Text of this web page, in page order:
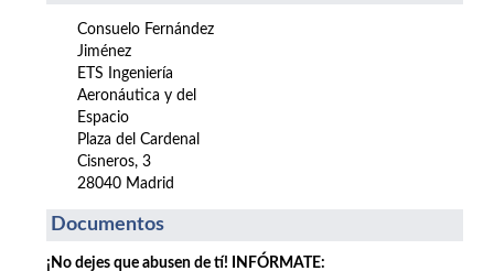
Consuelo Fernández
Jiménez
ETS Ingeniería
Aeronáutica y del
Espacio
Plaza del Cardenal
Cisneros, 3
28040 Madrid
Documentos
¡No dejes que abusen de tí! INFÓRMATE: